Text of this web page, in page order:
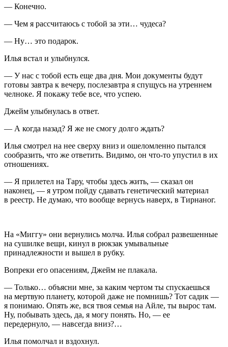
— Конечно.
— Чем я рассчитаюсь с тобой за эти… чудеса?
— Ну… это подарок.
Илья встал и улыбнулся.
— У нас с тобой есть еще два дня. Мои документы будут
готовы завтра к вечеру, послезавтра я спущусь на утреннем
челноке. Я покажу тебе все, что успею.
Джейм улыбнулась в ответ.
— А когда назад? Я же не смогу долго ждать?
Илья смотрел на нее сверху вниз и ошеломленно пытался
сообразить, что же ответить. Видимо, он что-то упустил в их
отношениях.
— Я прилетел на Тару, чтобы здесь жить, — сказал он
наконец, — я утром пойду сдавать генетический материал
в реестр. Не думаю, что вообще вернусь наверх, в Тирнаног.
На «Миггу» они вернулись молча. Илья собрал развешенные
на сушилке вещи, кинул в рюкзак умывальные
принадлежности и вышел в рубку.
Вопреки его опасениям, Джейм не плакала.
— Только… объясни мне, за каким чертом ты спускаешься
на мертвую планету, которой даже не помнишь? Тот садик —
я понимаю. Опять же, вся твоя семья на Айле, ты вырос там.
Ну, побывать здесь, да, я могу понять. Но, — ее
передернуло, — навсегда вниз?…
Илья помолчал и вздохнул.